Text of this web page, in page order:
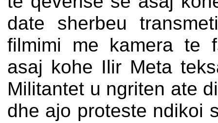
date sherbeu
filmimi me kamera te
asaj kohe Ilir Meta
Militantet u ngriten ate
dhe ajo proteste ndikoi